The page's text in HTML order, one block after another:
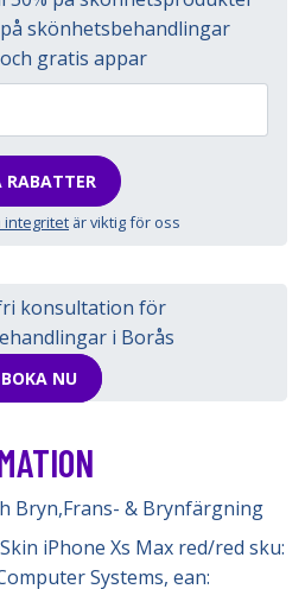
skönhetsbehandlingar
gratis appar
RABATTER
integritet är viktig för oss
konsultation för
i Borås
BOKA NU
Bryn,Frans- & Brynfärgning
iPhone Xs Max red/red sku:
Systems, ean: